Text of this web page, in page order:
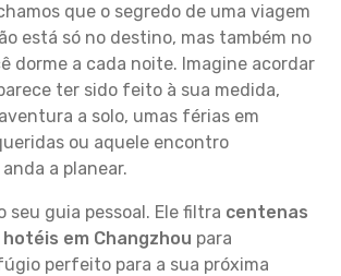
que o segredo de uma viagem
está só no destino, mas também no
dorme a cada noite. Imagine acordar
ter sido feito à sua medida,
a solo, umas férias em
ou aquele encontro
a planear.
seu guia pessoal. Ele filtra centenas
em Changzhou para
perfeito para a sua próxima